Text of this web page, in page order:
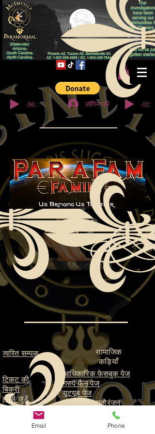
© कॉपीराइट
-36:27 लॉगिन करें -02:32
त्वरित सम्पक
टिकट की
बिक्री
हमसे जुड़ें
मदद की ज़रूरत
सामाजिक
कड़ियाँ
आधिकारिक फेसबुक पेज
ग्रुप फैन पेज
यूट्यूब पेज
ParaFam मनोरंजन
Email Phone